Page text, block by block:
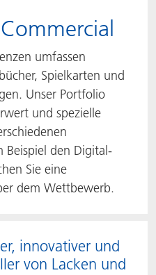
umfassen
Spielkarten und
Unser Portfolio
und spezielle
Beispiel den Digital-
Sie eine
dem Wettbewerb.
innovativer und
von Lacken und